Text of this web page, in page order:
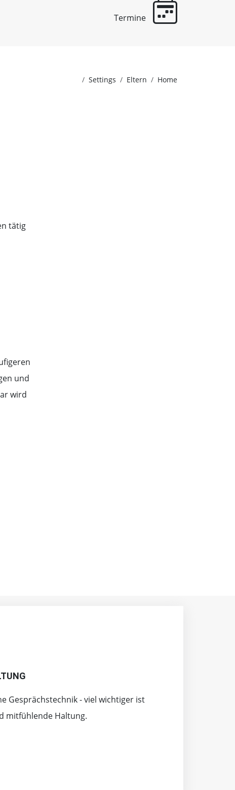
Termine
Settings Eltern Home
tätig
und
wird
Gesprächstechnik - viel wichtiger ist
mitfühlende Haltung.